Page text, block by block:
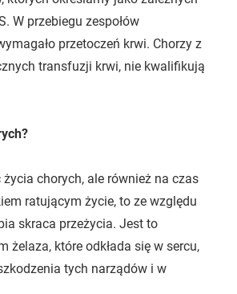
W przebiegu zespołów
przetoczeń krwi. Chorzy z
transfuzji krwi, nie kwalifikują
chorych, ale również na czas
ratującym życie, to ze względu
skraca przeżycia. Jest to
żelaza, które odkłada się w sercu,
tych narządów i w